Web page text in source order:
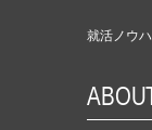
就活ノウ